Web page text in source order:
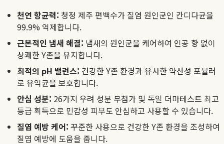
천연 항균력: 청정 제주 편백수가 질염 원인균인 칸디다균을
99.9% 억제합니다.
근본적인 냄새 해결: 냄새의 원인균을 케어하여 인공 향 없이
상쾌한 Y존을 유지합니다.
최적의 pH 밸런스: 건강한 Y존 환경과 유사한 약산성 포뮬러
로 유익균을 보호합니다.
안심 성분: 26가지 우려 성분 무첨가 및 독일 더마테스트 최고
등급 획득으로 민감성 피부도 안심하고 사용할 수 있습니다.
질염 예방 케어: 꾸준한 사용으로 건강한 Y존 환경을 조성하여
질염 예방에 도움을 줍니다.